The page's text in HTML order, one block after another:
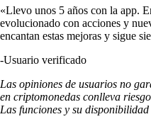
«Llevo unos 5 años con la app.
evolucionado con acciones y
encantan estas mejoras y sigue
-Usuario verificado
Las opiniones de usuarios no
en criptomonedas conlleva
Las funciones y su